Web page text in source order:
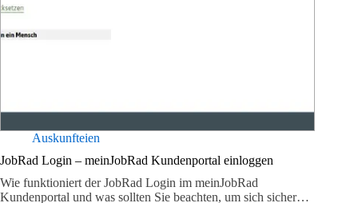
Auskunfteien
JobRad Login – meinJobRad Kundenportal einloggen
Wie funktioniert der JobRad Login im meinJobRad
Kundenportal und was sollten Sie beachten, um sich sicher…